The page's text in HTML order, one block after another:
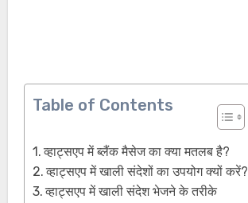
Table of Contents
व्हाट्सएप में ब्लैंक मैसेज का क्या मतलब है?
व्हाट्सएप में खाली संदेशों का उपयोग क्यों करें?
व्हाट्सएप में खाली संदेश भेजने के तरीके